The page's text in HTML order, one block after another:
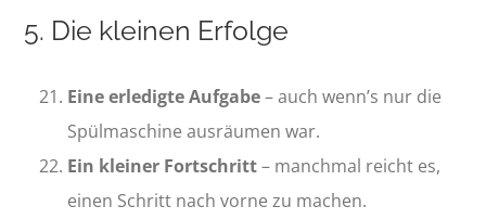
5. Die kleinen Erfolge
Eine erledigte Aufgabe– auch wenn’s nur die
Spülmaschine ausräumen war.
Ein kleiner Fortschritt– manchmal reicht es,
einen Schritt nach vorne zu machen.